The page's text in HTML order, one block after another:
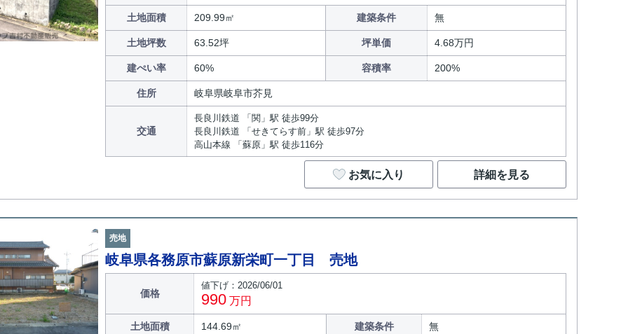
土地面積 209.99㎡ 建築条件 無
土地坪数 63.52坪 坪単価 4.68万円
建ぺい率 60% 容積率 200%
住所 岐阜県岐阜市芥見
交通
長良川鉄道 「関」駅 徒歩99分
長良川鉄道 「せきてらす前」駅 徒歩97分
高山本線 「蘇原」駅 徒歩116分
お気に入り 詳細を見る
売地
岐阜県各務原市蘇原新栄町一丁目 売地
価格
値下げ：2026/06/01
990 万円
土地面積 144.69㎡ 建築条件 無